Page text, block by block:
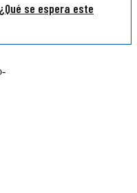
se espera este